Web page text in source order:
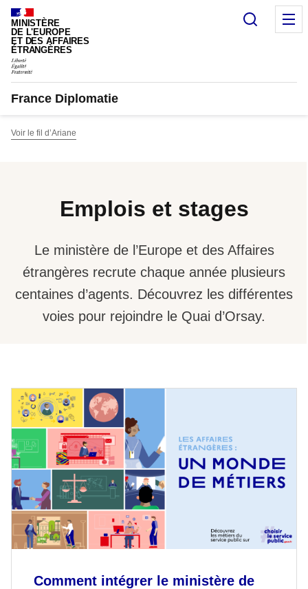
Panneau de gestion des cookies
MINISTÈRE
DE L'EUROPE
ET DES AFFAIRES
ÉTRANGÈRES
France Diplomatie
Voir le fil d’Ariane
Emplois et stages
Le ministère de l’Europe et des Affaires
étrangères recrute chaque année plusieurs
centaines d’agents. Découvrez les différentes
voies pour rejoindre le Quai d’Orsay.
Comment intégrer le ministère de